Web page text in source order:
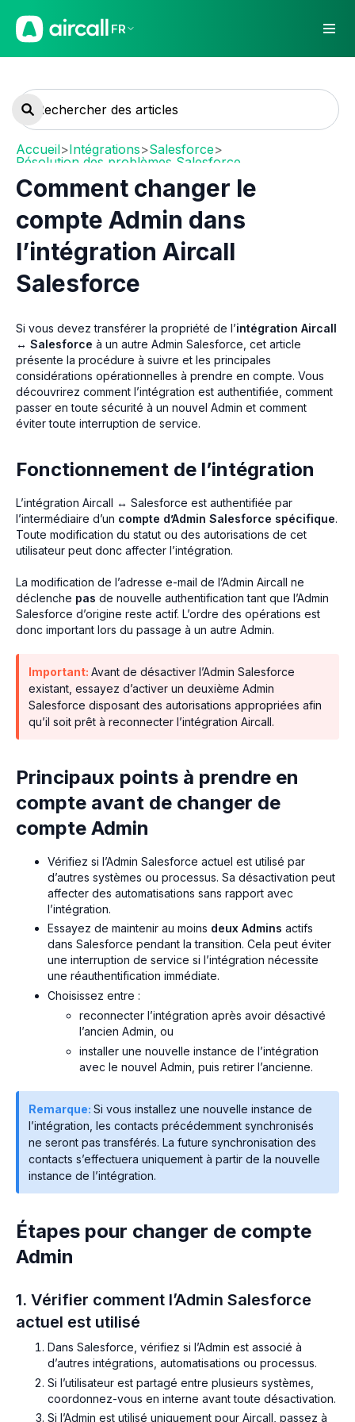
FR
Accueil>Intégrations>Salesforce>
Résolution des problèmes Salesforce
Comment changer le
compte Admin dans
l’intégration Aircall
Salesforce
Si vous devez transférer la propriété de l’intégration Aircall
↔ Salesforce à un autre Admin Salesforce, cet article
présente la procédure à suivre et les principales
considérations opérationnelles à prendre en compte. Vous
découvrirez comment l’intégration est authentifiée, comment
passer en toute sécurité à un nouvel Admin et comment
éviter toute interruption de service.
Fonctionnement de l’intégration
L’intégration Aircall ↔ Salesforce est authentifiée par
l’intermédiaire d’un compte d’Admin Salesforce spécifique.
Toute modification du statut ou des autorisations de cet
utilisateur peut donc affecter l’intégration.
La modification de l’adresse e-mail de l’Admin Aircall ne
déclenche pas de nouvelle authentification tant que l’Admin
Salesforce d’origine reste actif. L’ordre des opérations est
donc important lors du passage à un autre Admin.
Important: Avant de désactiver l’Admin Salesforce
existant, essayez d’activer un deuxième Admin
Salesforce disposant des autorisations appropriées afin
qu’il soit prêt à reconnecter l’intégration Aircall.
Principaux points à prendre en
compte avant de changer de
compte Admin
Vérifiez si l’Admin Salesforce actuel est utilisé par
d’autres systèmes ou processus. Sa désactivation peut
affecter des automatisations sans rapport avec
l’intégration.
Essayez de maintenir au moins deux Admins actifs
dans Salesforce pendant la transition. Cela peut éviter
une interruption de service si l’intégration nécessite
une réauthentification immédiate.
Choisissez entre :
reconnecter l’intégration après avoir désactivé
l’ancien Admin, ou
installer une nouvelle instance de l’intégration
avec le nouvel Admin, puis retirer l’ancienne.
Remarque: Si vous installez une nouvelle instance de
l’intégration, les contacts précédemment synchronisés
ne seront pas transférés. La future synchronisation des
contacts s’effectuera uniquement à partir de la nouvelle
instance de l’intégration.
Étapes pour changer de compte
Admin
1. Vérifier comment l’Admin Salesforce
actuel est utilisé
Dans Salesforce, vérifiez si l’Admin est associé à
d’autres intégrations, automatisations ou processus.
Si l’utilisateur est partagé entre plusieurs systèmes,
coordonnez-vous en interne avant toute désactivation.
Si l’Admin est utilisé uniquement pour Aircall, passez à